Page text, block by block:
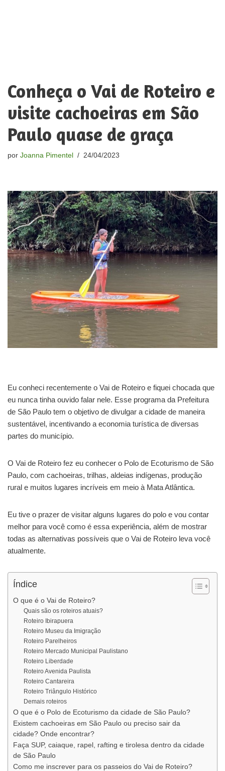
Conheça o Vai de Roteiro e
visite cachoeiras em São
Paulo quase de graça
por Joanna Pimentel 24/04/2023
Eu conheci recentemente o Vai de Roteiro e fiquei chocada que
eu nunca tinha ouvido falar nele. Esse programa da Prefeitura
de São Paulo tem o objetivo de divulgar a cidade de maneira
sustentável, incentivando a economia turística de diversas
partes do município.
O Vai de Roteiro fez eu conhecer o Polo de Ecoturismo de São
Paulo, com cachoeiras, trilhas, aldeias indígenas, produção
rural e muitos lugares incríveis em meio à Mata Atlântica.
Eu tive o prazer de visitar alguns lugares do polo e vou contar
melhor para você como é essa experiência, além de mostrar
todas as alternativas possíveis que o Vai de Roteiro leva você
atualmente.
Índice
O que é o Vai de Roteiro?
Quais são os roteiros atuais?
Roteiro Ibirapuera
Roteiro Museu da Imigração
Roteiro Parelheiros
Roteiro Mercado Municipal Paulistano
Roteiro Liberdade
Roteiro Avenida Paulista
Roteiro Cantareira
Roteiro Triângulo Histórico
Demais roteiros
O que é o Polo de Ecoturismo da cidade de São Paulo?
Existem cachoeiras em São Paulo ou preciso sair da
cidade? Onde encontrar?
Faça SUP, caiaque, rapel, rafting e tirolesa dentro da cidade
de São Paulo
Como me inscrever para os passeios do Vai de Roteiro?